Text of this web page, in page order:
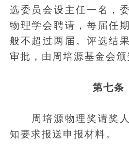
选委员会设主任一名，
物理学会聘请，每届任
般不超过两届。评选结
审批，由周培源基金会颁
第七条
周培源物理奖请奖人
知要求报送申报材料。